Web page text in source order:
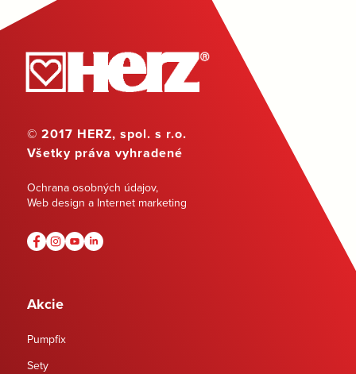
© 2017 HERZ, spol. s r.o.
Všetky práva vyhradené
Ochrana osobných údajov,
Web design a Internet marketing
Akcie
Pumpfix
Sety